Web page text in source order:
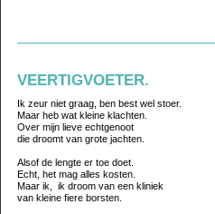
VEERTIGVOETER.
Ik zeur niet graag, ben best wel stoer.
Maar heb wat kleine klachten.
Over mijn lieve echtgenoot
die droomt van grote jachten.
Alsof de lengte er toe doet.
Echt, het mag alles kosten.
Maar ik, ik droom van een kliniek
van kleine fiere borsten.